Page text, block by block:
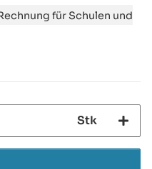
für Schulen und
Stk